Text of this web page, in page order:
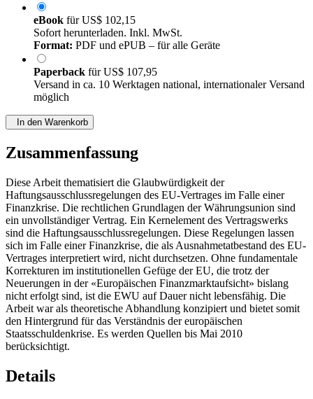
eBook fürUS$ 102,15
Sofort herunterladen. Inkl. MwSt.
Format: PDF und ePUB – für alle Geräte
Paperback fürUS$ 107,95
Versand in ca. 10 Werktagen national, internationaler Versand
möglich
In den Warenkorb
Zusammenfassung
Diese Arbeit thematisiert die Glaubwürdigkeit der
Haftungsausschlussregelungen des EU-Vertrages im Falle einer
Finanzkrise. Die rechtlichen Grundlagen der Währungsunion sind
ein unvollständiger Vertrag. Ein Kernelement des Vertragswerks
sind die Haftungsausschlussregelungen. Diese Regelungen lassen
sich im Falle einer Finanzkrise, die als Ausnahmetatbestand des EU-
Vertrages interpretiert wird, nicht durchsetzen. Ohne fundamentale
Korrekturen im institutionellen Gefüge der EU, die trotz der
Neuerungen in der «Europäischen Finanzmarktaufsicht» bislang
nicht erfolgt sind, ist die EWU auf Dauer nicht lebensfähig. Die
Arbeit war als theoretische Abhandlung konzipiert und bietet somit
den Hintergrund für das Verständnis der europäischen
Staatsschuldenkrise. Es werden Quellen bis Mai 2010
berücksichtigt.
Details